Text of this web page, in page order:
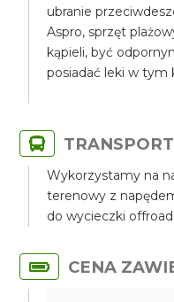
ubranie
Aspro, sprzęt
kąpieli, być
posiadać leki w tym
TRANSPORT
Wykorzystamy na
terenowy z
do wycieczki
CENA